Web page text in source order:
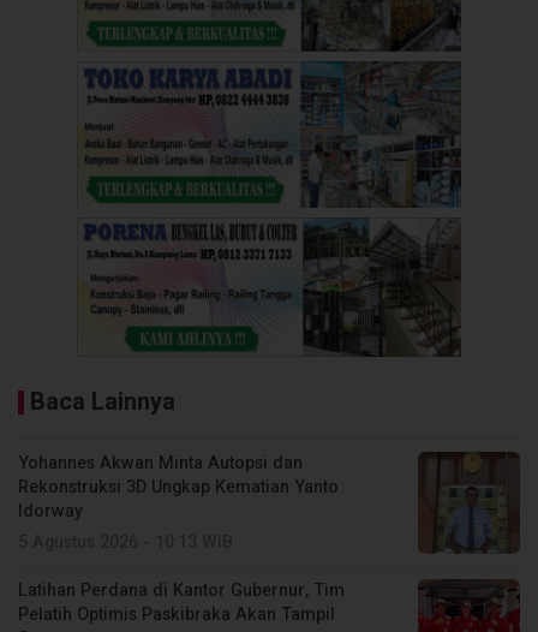
Baca Lainnya
Yohannes Akwan Minta Autopsi dan
Rekonstruksi 3D Ungkap Kematian Yanto
Idorway
Latihan Perdana di Kantor Gubernur, Tim
Pelatih Optimis Paskibraka Akan Tampil